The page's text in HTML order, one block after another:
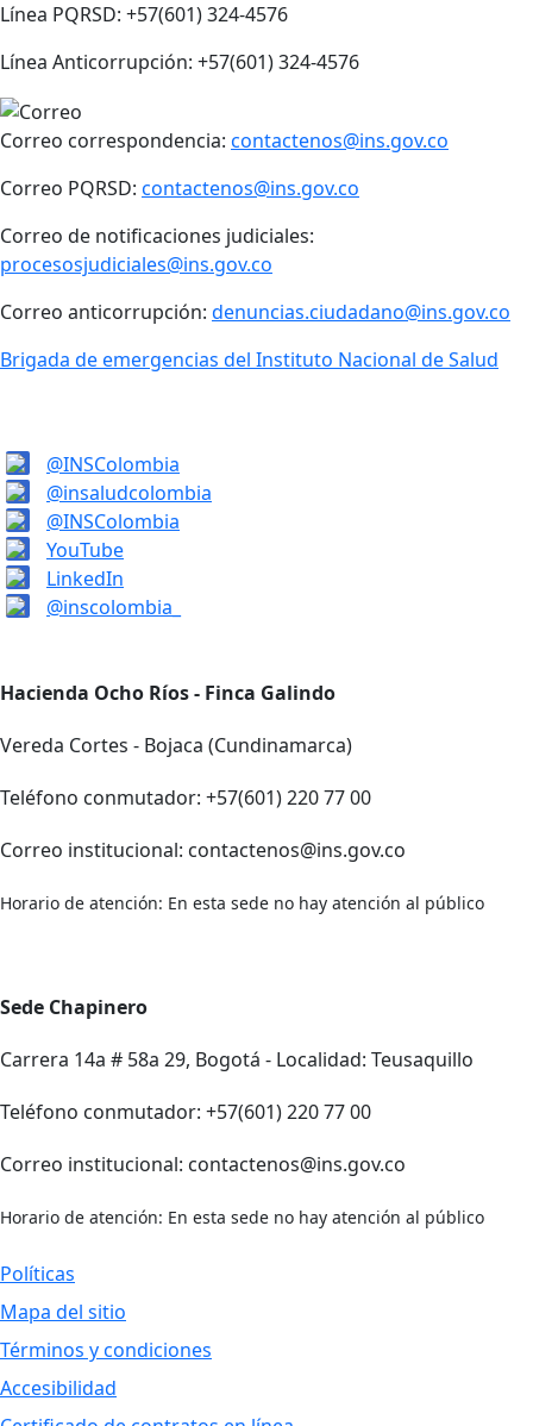
Línea PQRSD: +57(601) 324-4576
Línea Anticorrupción: +57(601) 324-4576
Correo correspondencia: contactenos@ins.gov.co
Correo PQRSD: contactenos@ins.gov.co
Correo de notificaciones judiciales:
procesosjudiciales@ins.gov.co
Correo anticorrupción: denuncias.ciudadano@ins.gov.co
Brigada de emergencias del Instituto Nacional de Salud
@INSColombia
@insaludcolombia
@INSColombia
YouTube
LinkedIn
@inscolombia_
Hacienda Ocho Ríos - Finca Galindo
Vereda Cortes - Bojaca (Cundinamarca)
Teléfono conmutador: +57(601) 220 77 00
Correo institucional: contactenos@ins.gov.co
Horario de atención: En esta sede no hay atención al público
Sede Chapinero
Carrera 14a # 58a 29, Bogotá - Localidad: Teusaquillo
Teléfono conmutador: +57(601) 220 77 00
Correo institucional: contactenos@ins.gov.co
Horario de atención: En esta sede no hay atención al público
Políticas
Mapa del sitio
Términos y condiciones
Accesibilidad